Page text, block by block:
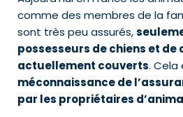
comme des membres de la
sont très peu assurés,
possesseurs de chiens et de
actuellement couverts. Cela
méconnaissance de
par les propriétaires